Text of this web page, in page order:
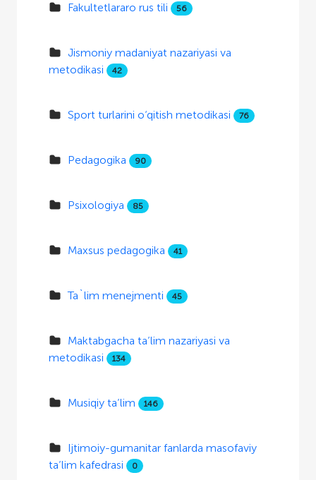
Fakultetlararo rus tili 56
Jismoniy madaniyat nazariyasi va
metodikasi
42
Sport turlarini o‘qitish metodikasi 76
Pedagogika 90
Psixologiya 85
Maxsus pedagogika 41
Ta`lim menejmenti 45
Maktabgacha ta’lim nazariyasi va
metodikasi
134
Musiqiy ta’lim 146
Ijtimoiy-gumanitar fanlarda masofaviy
ta’lim kafedrasi
0